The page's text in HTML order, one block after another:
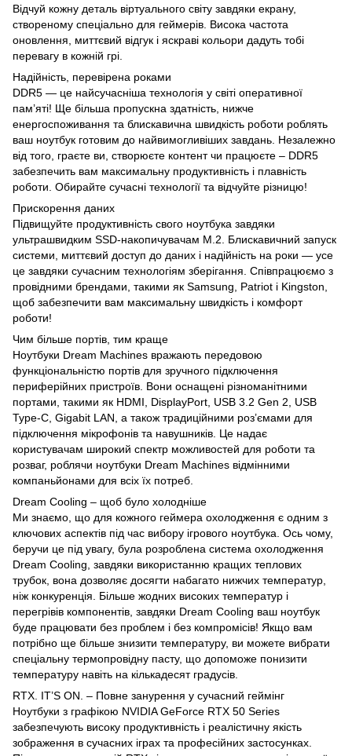
Відчуй кожну деталь віртуального світу завдяки екрану,
створеному спеціально для геймерів. Висока частота
оновлення, миттєвий відгук і яскраві кольори дадуть тобі
перевагу в кожній грі.
Надійність, перевірена роками
DDR5 — це найсучасніша технологія у світі оперативної
пам’яті! Ще більша пропускна здатність, нижче
енергоспоживання та блискавична швидкість роботи роблять
ваш ноутбук готовим до найвимогливіших завдань. Незалежно
від того, граєте ви, створюєте контент чи працюєте – DDR5
забезпечить вам максимальну продуктивність і плавність
роботи. Обирайте сучасні технології та відчуйте різницю!
Прискорення даних
Підвищуйте продуктивність свого ноутбука завдяки
ультрашвидким SSD-накопичувачам M.2. Блискавичний запуск
системи, миттєвий доступ до даних і надійність на роки — усе
це завдяки сучасним технологіям зберігання. Співпрацюємо з
провідними брендами, такими як Samsung, Patriot і Kingston,
щоб забезпечити вам максимальну швидкість і комфорт
роботи!
Чим більше портів, тим краще
Ноутбуки Dream Machines вражають передовою
функціональністю портів для зручного підключення
периферійних пристроїв. Вони оснащені різноманітними
портами, такими як HDMI, DisplayPort, USB 3.2 Gen 2, USB
Type-C, Gigabit LAN, а також традиційними роз’ємами для
підключення мікрофонів та навушників. Це надає
користувачам широкий спектр можливостей для роботи та
розваг, роблячи ноутбуки Dream Machines відмінними
компаньйонами для всіх їх потреб.
Dream Cooling – щоб було холодніше
Ми знаємо, що для кожного геймера охолодження є одним з
ключових аспектів під час вибору ігрового ноутбука. Ось чому,
беручи це під увагу, була розроблена система охолодження
Dream Cooling, завдяки використанню кращих теплових
трубок, вона дозволяє досягти набагато нижчих температур,
ніж конкуренція. Більше жодних високих температур і
перегрівів компонентів, завдяки Dream Cooling ваш ноутбук
буде працювати без проблем і без компромісів! Якщо вам
потрібно ще більше знизити температуру, ви можете вибрати
спеціальну термопровідну пасту, що допоможе понизити
температуру навіть на кількадесят градусів.
RTX. IT’S ON. – Повне занурення у сучасний геймінг
Ноутбуки з графікою NVIDIA GeForce RTX 50 Series
забезпечують високу продуктивність і реалістичну якість
зображення в сучасних іграх та професійних застосунках.